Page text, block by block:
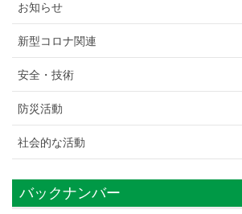
お知らせ
新型コロナ関連
安全・技術
防災活動
社会的な活動
バックナンバー